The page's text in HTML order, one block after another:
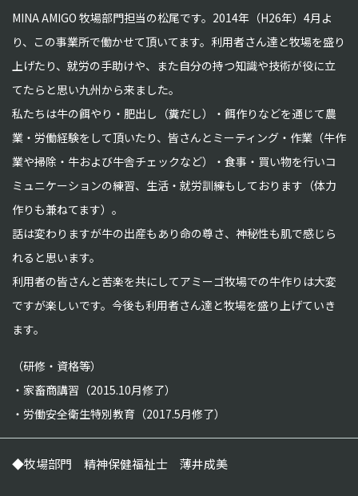
MINA AMIGO 牧場部門担当の松尾です。2014年（H26年）4月よ
り、この事業所で働かせて頂いてます。利用者さん達と牧場を盛り
上げたり、就労の手助けや、また自分の持つ知識や技術が役に立
てたらと思い九州から来ました。
私たちは牛の餌やり・肥出し（糞だし）・餌作りなどを通じて農
業・労働経験をして頂いたり、皆さんとミーティング・作業（牛作
業や掃除・牛および牛舎チェックなど）・食事・買い物を行いコ
ミュニケーションの練習、生活・就労訓練もしております（体力
作りも兼ねてます）。
話は変わりますが牛の出産もあり命の尊さ、神秘性も肌で感じら
れると思います。
利用者の皆さんと苦楽を共にしてアミーゴ牧場での牛作りは大変
ですが楽しいです。今後も利用者さん達と牧場を盛り上げていき
ます。
（研修・資格等）
家畜商講習（2015.10月修了）
労働安全衛生特別教育（2017.5月修了）
◆牧場部門 精神保健福祉士 薄井成美